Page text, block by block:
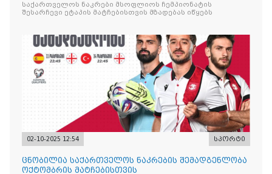
საქართველოს ნაკრები მსოფლიოს ჩემპიონატის
შესარჩევი ეტაპის მატჩებისთვის მზადებას იწყებს
02-10-2025 12:54 სპორტი
ცნობილია საქართველოს ნაკრების შემადგენლობა
ოქტომბრის მატჩებისთვის